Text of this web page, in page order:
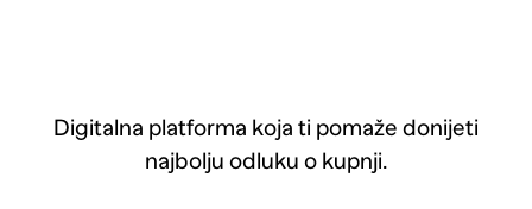
Digitalna platforma koja ti pomaže donijeti
najbolju odluku o kupnji.